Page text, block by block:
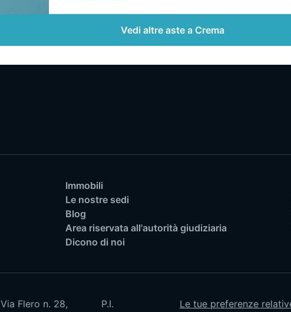
Vedi altre aste a Crema
Immobili
Le nostre sedi
Blog
Area riservata all'autorità giudiziaria
Dicono di noi
Via Flero n. 28, P.I. Le tue preferenze